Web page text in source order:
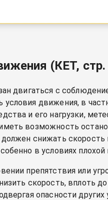
(КЕТ,
двигаться с
движения, в
и его нагрузки,
возможность
снижать скорость
в условиях
препятствия или
скорость, вплоть
опасности